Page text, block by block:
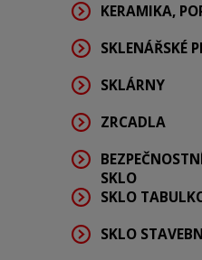
KERAMIKA,
SKLENÁŘSKÉ
SKLÁRNY
ZRCADLA
SKLO
SKLO
SKLO